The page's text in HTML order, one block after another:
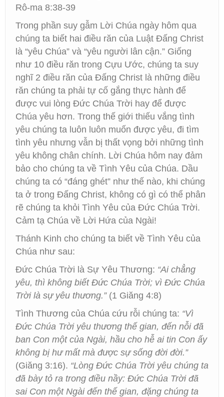
Rô-ma 8:38-39
Trong phần suy gẫm Lời Chúa ngày hôm qua
chúng ta biết hai điều răn của Luật Đấng Christ
là “yêu Chúa” và “yêu người lân cận.” Giống
như 10 điều răn trong Cựu Ước, chúng ta suy
nghĩ 2 điều răn của Đấng Christ là những điều
răn chúng ta phải tự cố gắng thực hành để
được vui lòng Đức Chúa Trời hay để được
Chúa yêu hơn. Trong thế giới thiếu vắng tình
yêu chúng ta luôn luôn muốn được yêu, đi tìm
tình yêu nhưng vẫn bị thất vọng bởi những tình
yêu không chân chính. Lời Chúa hôm nay đảm
bảo cho chúng ta về Tình Yêu của Chúa. Dầu
chúng ta có “đáng ghét” như thế nào, khi chúng
ta ở trong Đấng Christ, không có gì có thể phân
rẽ chúng ta khỏi Tình Yêu của Đức Chúa Trời.
Cảm tạ Chúa về Lời Hứa của Ngài!
Thánh Kinh cho chúng ta biết về Tình Yêu của
Chúa như sau:
Đức Chúa Trời là Sự Yêu Thương: “Ai chẳng
yêu, thì không biết Đức Chúa Trời; vì Đức Chúa
Trời là sự yêu thương.”(1 Giăng 4:8)
Tình Thương của Chúa cứu rỗi chúng ta: “Vì
Đức Chúa Trời yêu thương thế gian, đến nỗi đã
ban Con một của Ngài, hầu cho hễ ai tin Con ấy
không bị hư mất mà được sự sống đời đời.”
(Giăng 3:16). “Lòng Đức Chúa Trời yêu chúng ta
đã bày tỏ ra trong điều nầy: Đức Chúa Trời đã
sai Con một Ngài đến thế gian, đặng chúng ta